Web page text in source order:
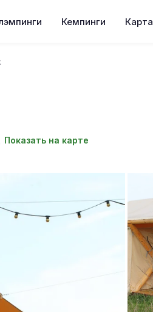
Кемпинги Карта
Показать на карте